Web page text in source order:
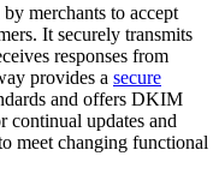
merchants to accept
It securely transmits
responses from
provides a secure
and offers DKIM
updates and
meet changing functional